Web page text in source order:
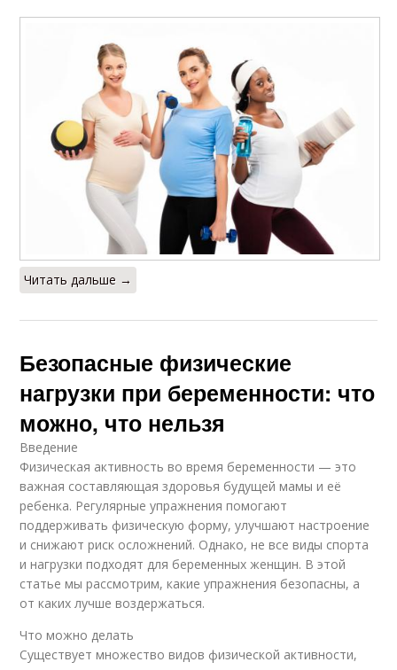
Читать дальше →
Безопасные физические
нагрузки при беременности: что
можно, что нельзя
Введение
Физическая активность во время беременности — это
важная составляющая здоровья будущей мамы и её
ребенка. Регулярные упражнения помогают
поддерживать физическую форму, улучшают настроение
и снижают риск осложнений. Однако, не все виды спорта
и нагрузки подходят для беременных женщин. В этой
статье мы рассмотрим, какие упражнения безопасны, а
от каких лучше воздержаться.
Что можно делать
Существует множество видов физической активности,